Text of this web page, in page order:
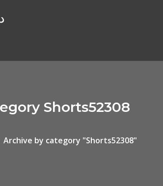
Shorts52308
Archive by category "Shorts52308"